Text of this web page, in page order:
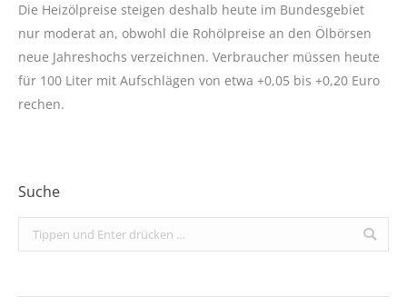
Die Heizölpreise steigen deshalb heute im Bundesgebiet
nur moderat an, obwohl die Rohölpreise an den Ölbörsen
neue Jahreshochs verzeichnen. Verbraucher müssen heute
für 100 Liter mit Aufschlägen von etwa +0,05 bis +0,20 Euro
rechen.
Suche
Search: